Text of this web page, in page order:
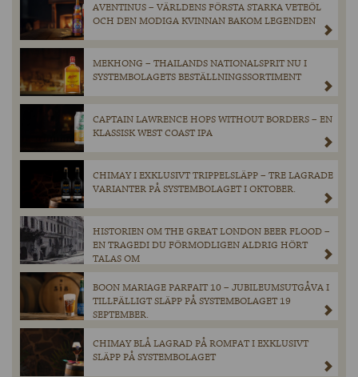
AVENTINUS – VÄRLDENS FÖRSTA STARKA VETEÖL
OCH DEN MODIGA KVINNAN BAKOM LEGENDEN
MEKHONG – THAILANDS NATIONALSPRIT NU I
SYSTEMBOLAGETS BESTÄLLNINGSSORTIMENT
CAPTAIN LAWRENCE HOPS WITHOUT BORDERS – EN
KLASSISK WEST COAST IPA
CHIMAY I EXKLUSIVT TRIPPELSLÄPP – TRE LAGRADE
VARIANTER PÅ SYSTEMBOLAGET I OKTOBER.
HISTORIEN OM THE GREAT LONDON BEER FLOOD –
EN TRAGEDI DU FÖRMODLIGEN ALDRIG HÖRT
TALAS OM
BOON MARIAGE PARFAIT 10 – JUBILEUMSUTGÅVA I
TILLFÄLLIGT SLÄPP PÅ SYSTEMBOLAGET 19
SEPTEMBER.
CHIMAY BLÅ LAGRAD PÅ ROMFAT I EXKLUSIVT
SLÄPP PÅ SYSTEMBOLAGET